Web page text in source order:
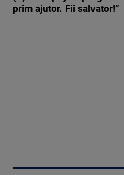
prim ajutor. Fii salvator!”